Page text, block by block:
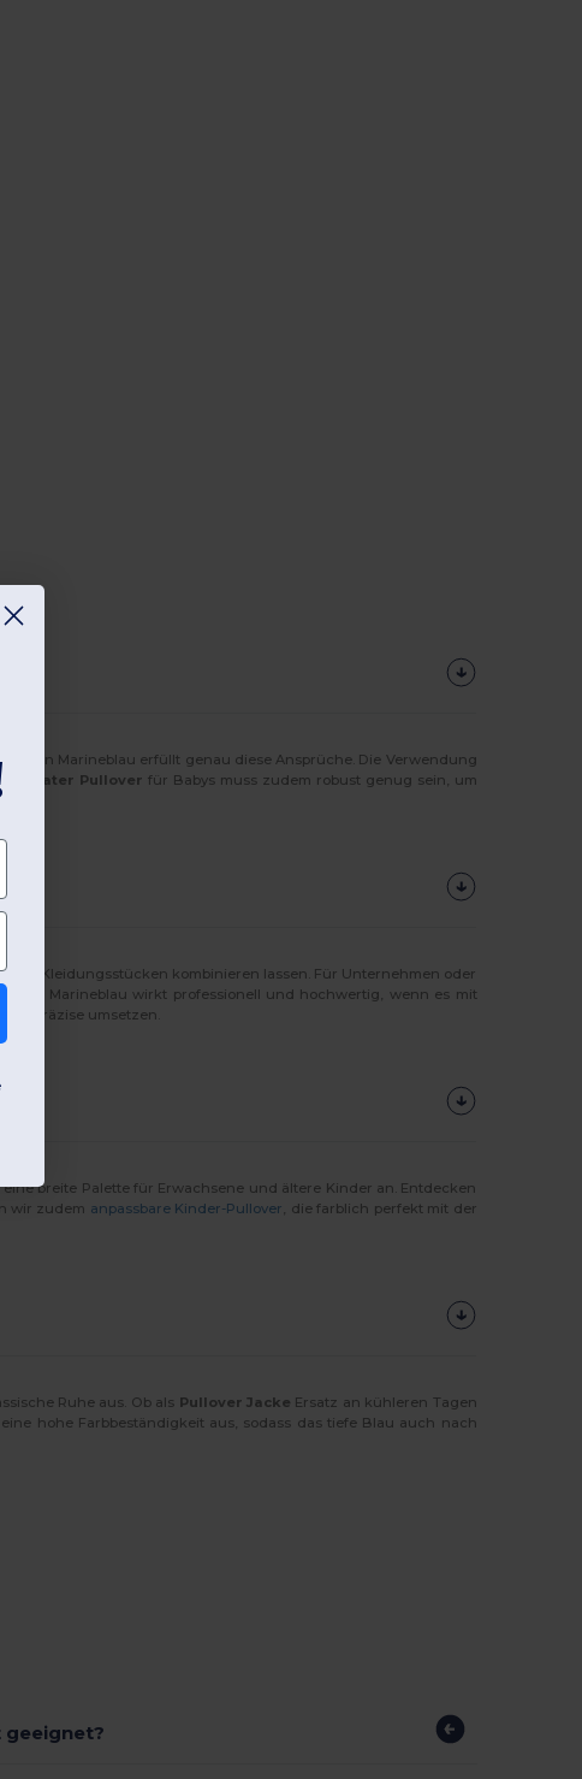
in Marineblau erfüllt genau diese Ansprüche. Die Verwendung
Sweater Pullover für Babys muss zudem robust genug sein, um
Kleidungsstücken kombinieren lassen. Für Unternehmen oder
in Marineblau wirkt professionell und hochwertig, wenn es mit
präzise umsetzen.
breite Palette für Erwachsene und ältere Kinder an. Entdecken
wir zudem anpassbare Kinder-Pullover, die farblich perfekt mit der
Ruhe aus. Ob als Pullover Jacke Ersatz an kühleren Tagen
hohe Farbbeständigkeit aus, sodass das tiefe Blau auch nach
geeignet?